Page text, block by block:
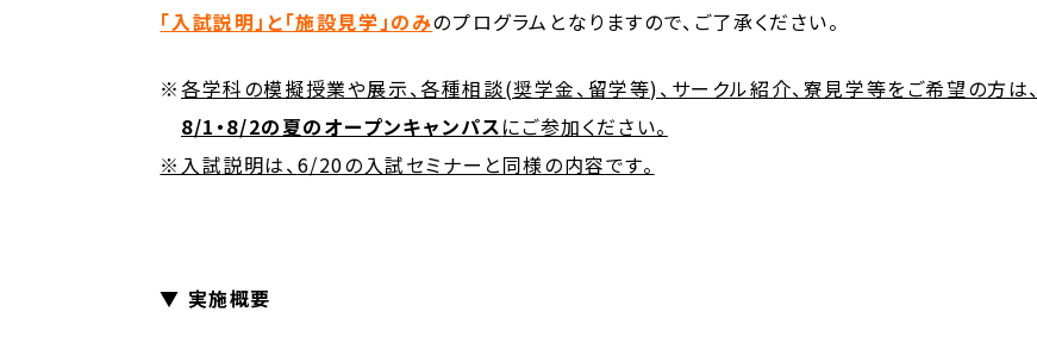
「入試説明」と「施設見学」のみのプログラムとなりますので、ご了承ください。
※各学科の模擬授業や展示、各種相談(奨学金、留学等)、サークル紹介、寮見学等をご希望の方は、
8/1・8/2の夏のオープンキャンパスにご参加ください。
※入試説明は、6/20の入試セミナーと同様の内容です。
▼ 実施概要